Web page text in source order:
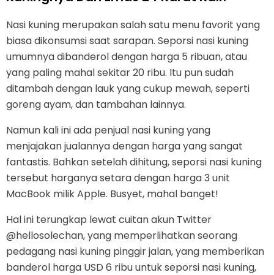
Nasi kuning merupakan salah satu menu favorit yang
biasa dikonsumsi saat sarapan. Seporsi nasi kuning
umumnya dibanderol dengan harga 5 ribuan, atau
yang paling mahal sekitar 20 ribu. Itu pun sudah
ditambah dengan lauk yang cukup mewah, seperti
goreng ayam, dan tambahan lainnya.
Namun kali ini ada penjual nasi kuning yang
menjajakan jualannya dengan harga yang sangat
fantastis. Bahkan setelah dihitung, seporsi nasi kuning
tersebut harganya setara dengan harga 3 unit
MacBook milik Apple. Busyet, mahal banget!
Hal ini terungkap lewat cuitan akun Twitter
@hellosolechan, yang memperlihatkan seorang
pedagang nasi kuning pinggir jalan, yang memberikan
banderol harga USD 6 ribu untuk seporsi nasi kuning,